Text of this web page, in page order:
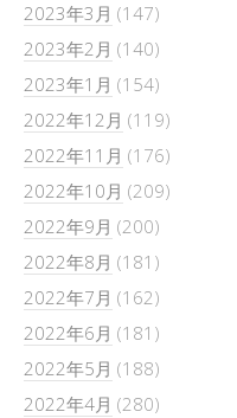
2023年3月 (147)
2023年2月 (140)
2023年1月 (154)
2022年12月 (119)
2022年11月 (176)
2022年10月 (209)
2022年9月 (200)
2022年8月 (181)
2022年7月 (162)
2022年6月 (181)
2022年5月 (188)
2022年4月 (280)